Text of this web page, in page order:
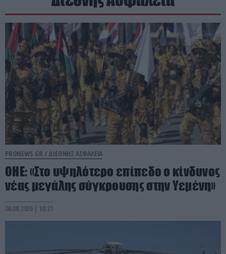
PRONEWS.GR / ΔΙΕΘΝΗΣ ΑΣΦΑΛΕΙΑ
ΟΗΕ: «Στο υψηλότερο επίπεδο ο κίνδυνος
νέας μεγάλης σύγκρουσης στην Υεμένη»
08.08.2026 | 10:21